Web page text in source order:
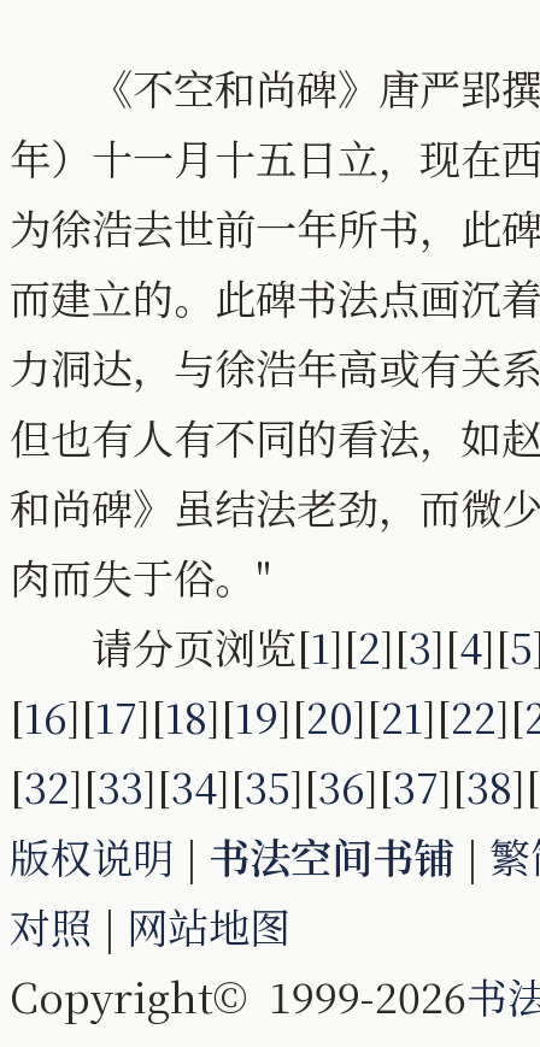
《不空和尚碑》唐严郢撰
年）十一月十五日立，现在
为徐浩去世前一年所书，此
而建立的。此碑书法点画沉
力洞达，与徐浩年高或有
但也有人有不同的看法，如
和尚碑》虽结法老劲，而微
肉而失于俗。"
请分页浏览[1][2][3][4][5
[16][17][18][19][20][21][22][
[32][33][34][35][36][37][38][
版权说明 | 书法空间书铺 |
对照 | 网站地图
Copyright© 1999-2026书